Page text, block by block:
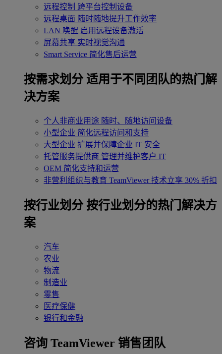
远程控制 跨平台控制设备
远程桌面 随时随地提升工作效率
LAN 唤醒 启用远程设备激活
屏幕共享 实时视觉沟通
Smart Service 简化售后运营
按需求划分 适用于不同团队的热门解
决方案
个人非商业用途 随时、随地访问设备
小型企业 简化远程访问和支持
大型企业 扩展并保障企业 IT 安全
托管服务提供商 管理并维护客户 IT
OEM 简化支持和运营
非营利组织与教育 TeamViewer 技术立享 30% 折扣
‌按行业划分 按行业划分的热门解决方
案
汽车
农业
物流
制造业
零售
医疗保健
银行和金融
咨询 TeamViewer 销售团队